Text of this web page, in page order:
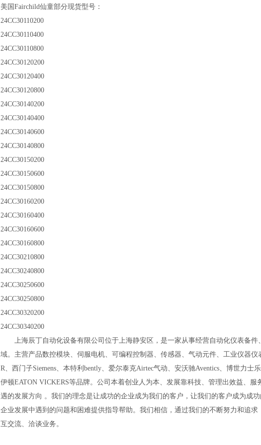
美国Fairchild仙童部分现货型号：
24CC30110200
24CC30110400
24CC30110800
24CC30120200
24CC30120400
24CC30120800
24CC30140200
24CC30140400
24CC30140600
24CC30140800
24CC30150200
24CC30150600
24CC30150800
24CC30160200
24CC30160400
24CC30160600
24CC30160800
24CC30210800
24CC30240800
24CC30250600
24CC30250800
24CC30320200
24CC30340200
上海辰丁自动化设备有限公司位于上海静安区，是一家从事经营自动化仪表备
域。主营产品数控模块、伺服电机、可编程控制器、传感器、气动元件、工业仪器
R、西门子Siemens、本特利bently、爱尔泰克Airtec气动、安沃驰Aventics、博世力士
伊顿EATON VICKERS等品牌。公司本着创业人为本、发展靠科技、管理出效益、
遇的发展方向 。我们的理念是让成功的企业成为我们的客户，让我们的客户成为成
企业发展中遇到的问题和困难提供指导帮助。我们相信，通过我们的不断努力和追
互交流、洽谈业务。